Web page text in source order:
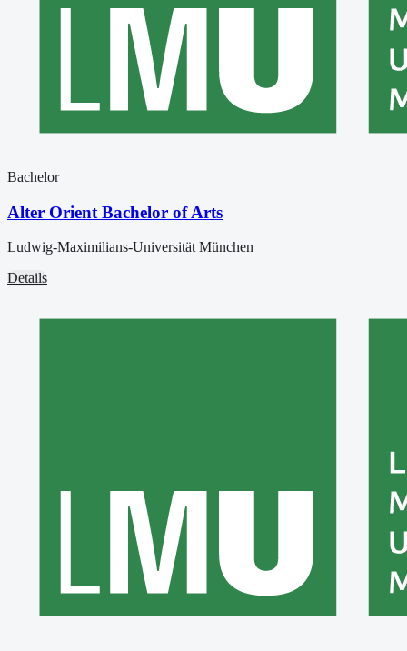
Bachelor
Alter Orient Bachelor of Arts
Ludwig-Maximilians-Universität München
Details